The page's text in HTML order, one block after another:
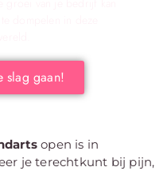
open is in
je terechtkunt bij pijn,
slag gaan!